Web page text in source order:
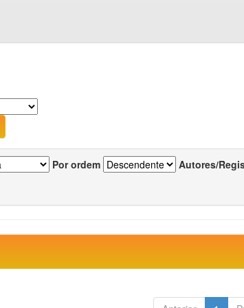
Por ordem Autores/